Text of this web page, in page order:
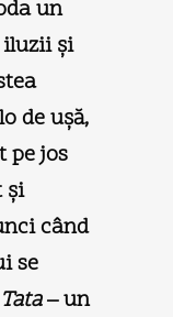
un
iluzii şi
de uşă,
pe jos
şi
când
se
Tata– un